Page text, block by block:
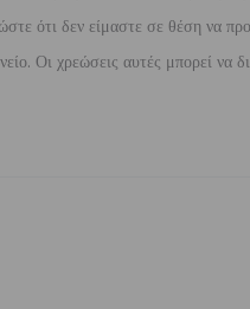
ότι δεν είμαστε σε θέση να
Οι χρεώσεις αυτές μπορεί να